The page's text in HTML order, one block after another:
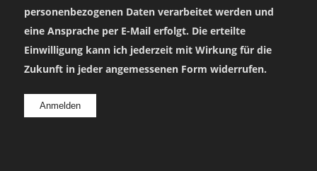
personenbezogenen Daten verarbeitet werden und
eine Ansprache per E-Mail erfolgt. Die erteilte
Einwilligung kann ich jederzeit mit Wirkung für die
Zukunft in jeder angemessenen Form widerrufen.